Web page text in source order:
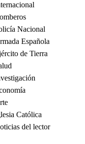
Nacional
Española
de Tierra
Católica
del lector